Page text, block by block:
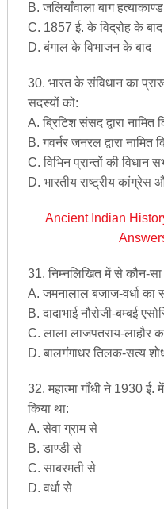
B. जलियाँवाला बाग
C. 1857 ई. के विद्रोह के बाद
D. बंगाल के विभाजन के बाद
30. भारत के संविधान का
सदस्यों को:
A. ब्रिटिश संसद द्वारा नामित
B. गवर्नर जनरल द्वारा नामित
C. विभिन प्रान्तों की विधान
D. भारतीय राष्ट्रीय कांग्रेस
Ancient Indian
31. निम्नलिखित में से कौन-
A. जमनालाल बजाज-वर्धा का
B. दादाभाई नौरोजी-बम्बई
C. लाला लाजपतराय-लाहौर का
D. बालगंगाधर तिलक-सत्य
32. महात्मा गाँधी ने 1930
किया था:
A. सेवा ग्राम से
B. डाण्डी से
C. साबरमती से
D. वर्धा से